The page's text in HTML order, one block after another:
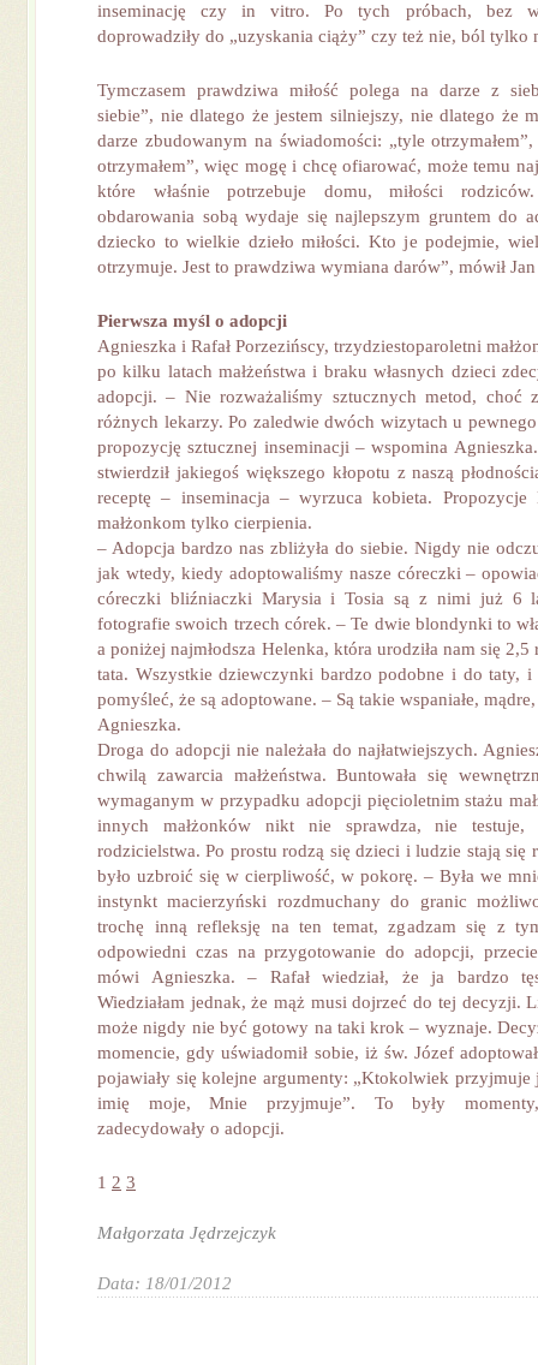
inseminację czy in vitro. Po tych próbach, bez
doprowadziły do „uzyskania ciąży” czy też nie, ból tylko
Tymczasem prawdziwa miłość polega na darze z
siebie”, nie dlatego że jestem silniejszy, nie dlatego że
darze zbudowanym na świadomości: „tyle
otrzymałem”, więc mogę i chcę ofiarować, może temu
które właśnie potrzebuje domu, miłości
obdarowania sobą wydaje się najlepszym gruntem do
dziecko to wielkie dzieło miłości. Kto je podejmie,
otrzymuje. Jest to prawdziwa wymiana darów”, mówił Jan
Pierwsza myśl o adopcji
Agnieszka i Rafał Porzezińscy, trzydziestoparoletni
po kilku latach małżeństwa i braku własnych dzieci
adopcji. – Nie rozważaliśmy sztucznych metod, choć
różnych lekarzy. Po zaledwie dwóch wizytach u
propozycję sztucznej inseminacji – wspomina
stwierdził jakiegoś większego kłopotu z naszą
receptę – inseminacja – wyrzuca kobieta. Propozycje
małżonkom tylko cierpienia.
– Adopcja bardzo nas zbliżyła do siebie. Nigdy nie
jak wtedy, kiedy adoptowaliśmy nasze córeczki –
córeczki bliźniaczki Marysia i Tosia są z nimi już 6
fotografie swoich trzech córek. – Te dwie blondynki to
a poniżej najmłodsza Helenka, która urodziła nam się
tata. Wszystkie dziewczynki bardzo podobne i do taty,
pomyśleć, że są adoptowane. – Są takie wspaniałe,
Agnieszka.
Droga do adopcji nie należała do najłatwiejszych.
chwilą zawarcia małżeństwa. Buntowała się
wymaganym w przypadku adopcji pięcioletnim stażu
innych małżonków nikt nie sprawdza, nie
rodzicielstwa. Po prostu rodzą się dzieci i ludzie stają się
było uzbroić się w cierpliwość, w pokorę. – Była we
instynkt macierzyński rozdmuchany do granic
trochę inną refleksję na ten temat, zgadzam się z
odpowiedni czas na przygotowanie do adopcji,
mówi Agnieszka. – Rafał wiedział, że ja bardzo
Wiedziałam jednak, że mąż musi dojrzeć do tej decyzji.
może nigdy nie być gotowy na taki krok – wyznaje.
momencie, gdy uświadomił sobie, iż św. Józef
pojawiały się kolejne argumenty: „Ktokolwiek
imię moje, Mnie przyjmuje”. To były
zadecydowały o adopcji.
1 2 3
Małgorzata Jędrzejczyk
Data: 18/01/2012